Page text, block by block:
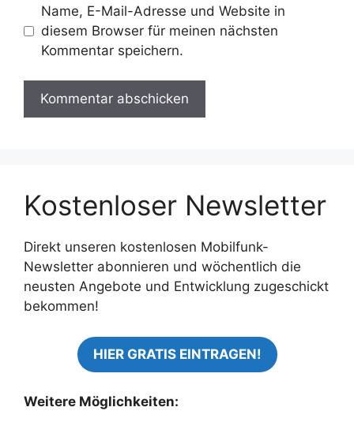
Name, E-Mail-Adresse und Website in
diesem Browser für meinen nächsten
Kommentar speichern.
Kostenloser Newsletter
Direkt unseren kostenlosen Mobilfunk-
Newsletter abonnieren und wöchentlich die
neusten Angebote und Entwicklung zugeschickt
bekommen!
HIER GRATIS EINTRAGEN!
Weitere Möglichkeiten: